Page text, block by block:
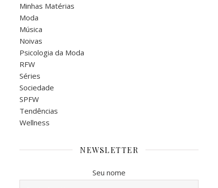
Minhas Matérias
Moda
Música
Noivas
Psicologia da Moda
RFW
Séries
Sociedade
SPFW
Tendências
Wellness
NEWSLETTER
Seu nome